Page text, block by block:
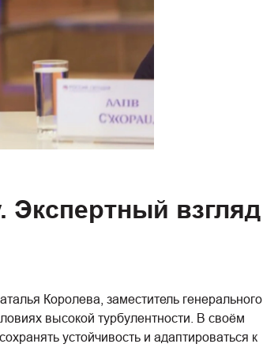
Экспертный взгляд
Королева, заместитель генерального
высокой турбулентности. В своём
устойчивость и адаптироваться к